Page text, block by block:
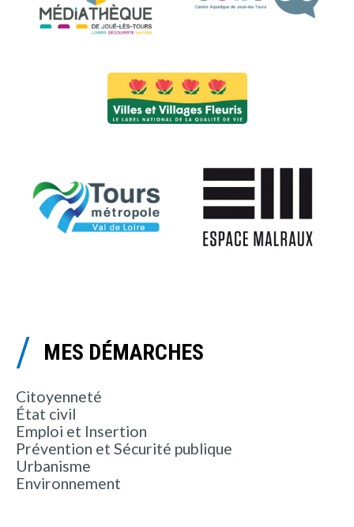
MES DÉMARCHES
Citoyenneté
État civil
Emploi et Insertion
Prévention et Sécurité publique
Urbanisme
Environnement